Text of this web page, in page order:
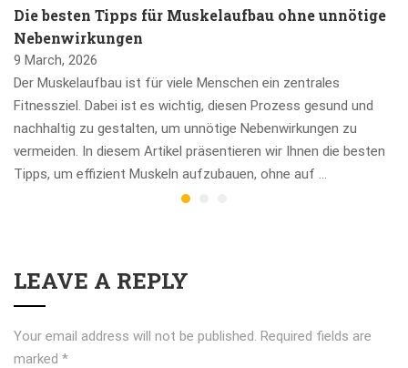
Die besten Tipps für Muskelaufbau ohne unnötige
Nebenwirkungen
9 March, 2026
Der Muskelaufbau ist für viele Menschen ein zentrales
Fitnessziel. Dabei ist es wichtig, diesen Prozess gesund und
nachhaltig zu gestalten, um unnötige Nebenwirkungen zu
vermeiden. In diesem Artikel präsentieren wir Ihnen die besten
Tipps, um effizient Muskeln aufzubauen, ohne auf …
LEAVE A REPLY
Your email address will not be published. Required fields are
marked *